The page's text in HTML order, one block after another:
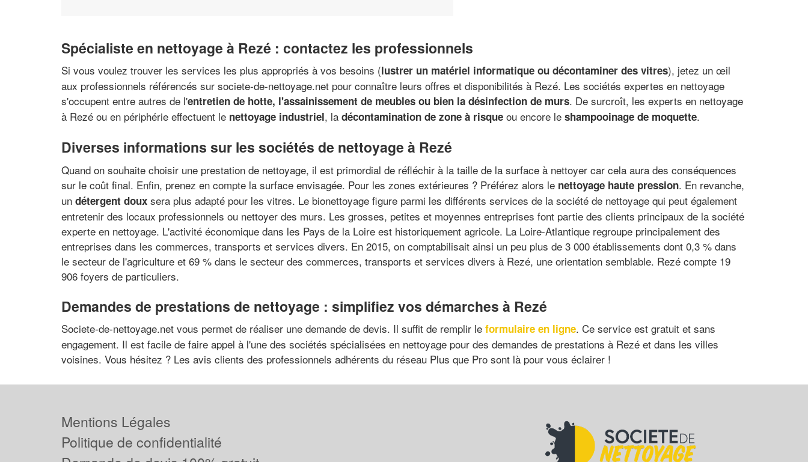
Spécialiste en nettoyage à Rezé : contactez les professionnels
Si vous voulez trouver les services les plus appropriés à vos besoins (lustrer un matériel informatique ou décontaminer des vitres), jetez un œil
aux professionnels référencés sur societe-de-nettoyage.net pour connaître leurs offres et disponibilités à Rezé. Les sociétés expertes en nettoyage
s'occupent entre autres de l'entretien de hotte, l'assainissement de meubles ou bien la désinfection de murs. De surcroît, les experts en nettoyage
à Rezé ou en périphérie effectuent le nettoyage industriel, la décontamination de zone à risque ou encore le shampooinage de moquette.
Diverses informations sur les sociétés de nettoyage à Rezé
Quand on souhaite choisir une prestation de nettoyage, il est primordial de réfléchir à la taille de la surface à nettoyer car cela aura des conséquences
sur le coût final. Enfin, prenez en compte la surface envisagée. Pour les zones extérieures ? Préférez alors le nettoyage haute pression. En revanche,
un détergent doux sera plus adapté pour les vitres. Le bionettoyage figure parmi les différents services de la société de nettoyage qui peut également
entretenir des locaux professionnels ou nettoyer des murs. Les grosses, petites et moyennes entreprises font partie des clients principaux de la société
experte en nettoyage. L'activité économique dans les Pays de la Loire est historiquement agricole. La Loire-Atlantique regroupe principalement des
entreprises dans les commerces, transports et services divers. En 2015, on comptabilisait ainsi un peu plus de 3 000 établissements dont 0,3 % dans
le secteur de l'agriculture et 69 % dans le secteur des commerces, transports et services divers à Rezé, une orientation semblable. Rezé compte 19
906 foyers de particuliers.
Demandes de prestations de nettoyage : simplifiez vos démarches à Rezé
Societe-de-nettoyage.net vous permet de réaliser une demande de devis. Il suffit de remplir le formulaire en ligne. Ce service est gratuit et sans
engagement. Il est facile de faire appel à l'une des sociétés spécialisées en nettoyage pour des demandes de prestations à Rezé et dans les villes
voisines. Vous hésitez ? Les avis clients des professionnels adhérents du réseau Plus que Pro sont là pour vous éclairer !
Mentions Légales
Politique de confidentialité